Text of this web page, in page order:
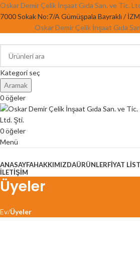
Oskar Demir Çelik İnşaat Gıda San. ve Tic.
7000 Sokak No:7/A Gümüşpala Bayraklı /
Oskar Demir Çelik İnşaat Gıda
Kategori seç
Aramak
0öğeler
0öğeler
Menü
ANASAYFAHAKKIMIZDAÜRÜNLERFIYAT
İLETIŞIM
Üyeler
Ev Üyeler